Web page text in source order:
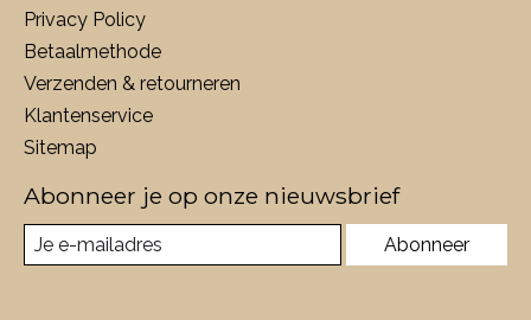
Privacy Policy
Betaalmethode
Verzenden & retourneren
Klantenservice
Sitemap
Abonneer je op onze nieuwsbrief
Abonneer